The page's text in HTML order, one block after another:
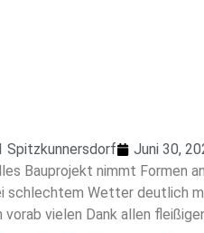
Spitzkunnersdorf Juni 30,
Bauprojekt nimmt Formen
schlechtem Wetter deutlich
vielen Dank allen